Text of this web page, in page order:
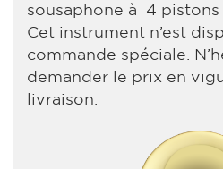
sousaphone à 4 pistons
Cet instrument n’est
commande spéciale.
demander le prix en
livraison.